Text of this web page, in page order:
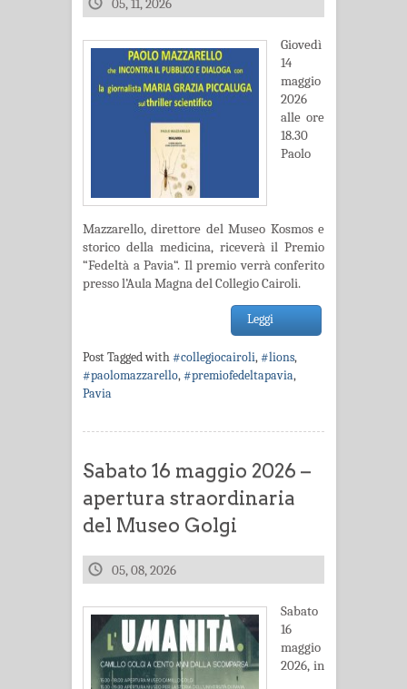
05, 11, 2026
Giovedì
14
maggio
2026
alle ore
18.30
Paolo
Mazzarello, direttore del Museo Kosmos e
storico della medicina, riceverà il Premio
“Fedeltà a Pavia“. Il premio verrà conferito
presso l’Aula Magna del Collegio Cairoli.
Leggi
Post Tagged with#collegiocairoli,#lions,
#paolomazzarello,#premiofedeltapavia,
Pavia
Sabato 16 maggio 2026 –
apertura straordinaria
del Museo Golgi
05, 08, 2026
Sabato
16
maggio
2026, in